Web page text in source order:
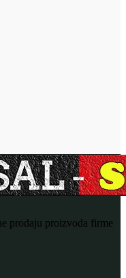
prodaju proizvoda firme